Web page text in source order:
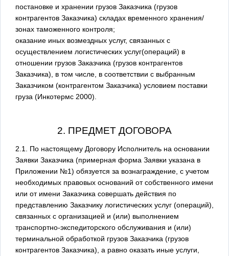
постановке и хранении грузов Заказчика (грузов
контрагентов Заказчика) складах временного хранения/
зонах таможенного контроля;
оказание иных возмездных услуг, связанных с
осуществлением логистических услуг(операций) в
отношении грузов Заказчика (грузов контрагентов
Заказчика), в том числе, в соответствии с выбранным
Заказчиком (контрагентом Заказчика) условием поставки
груза (Инкотермс 2000).
2. ПРЕДМЕТ ДОГОВОРА
2.1. По настоящему Договору Исполнитель на основании
Заявки Заказчика (примерная форма Заявки указана в
Приложении №1) обязуется за вознаграждение, с учетом
необходимых правовых оснований от собственного имени
или от имени Заказчика совершать действия по
представлению Заказчику логистических услуг (операций),
связанных с организацией и (или) выполнением
транспортно-экспедиторского обслуживания и (или)
терминальной обработкой грузов Заказчика (грузов
контрагентов Заказчика), а равно оказать иные услуги,